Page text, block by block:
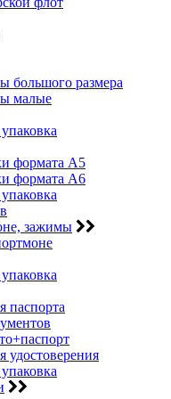
большого размера
малые
формата А5
формата А6
зажимы
паспорта
удостоверения